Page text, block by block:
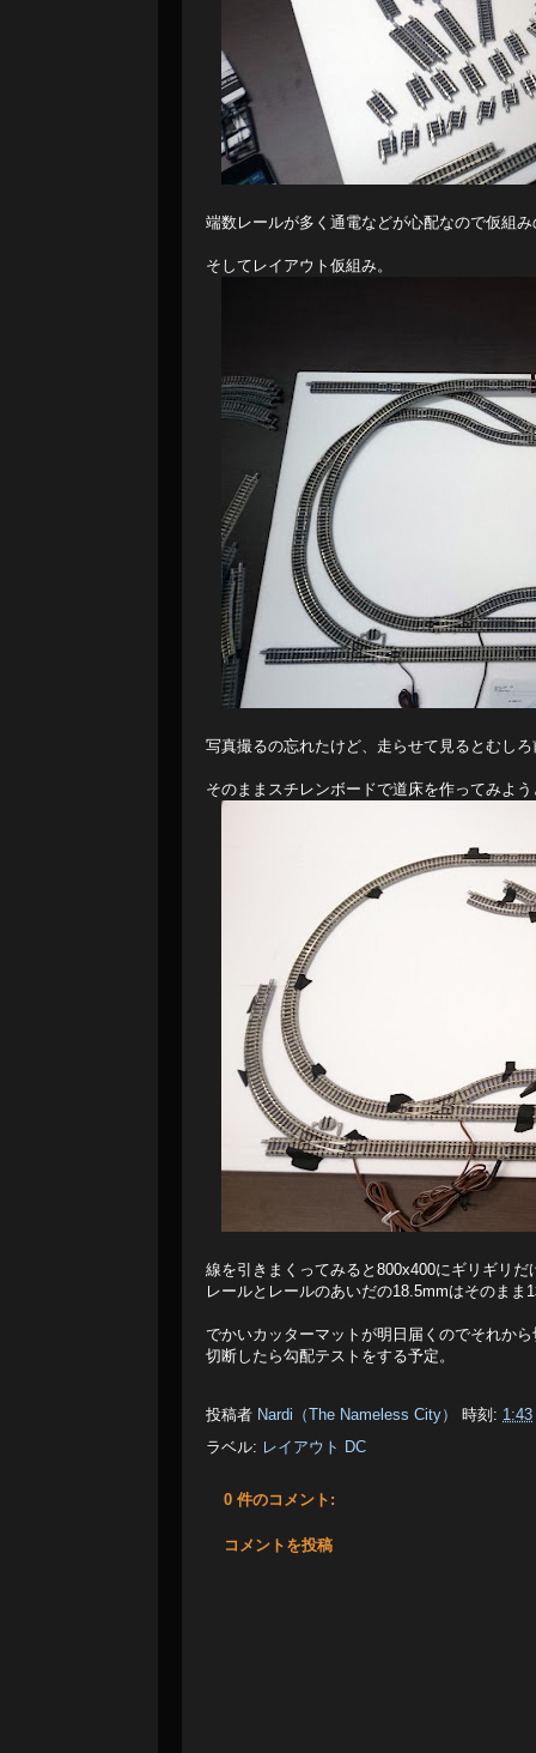
端数レールが多く通電などが心配なので仮組
そしてレイアウト仮組み。
写真撮るの忘れたけど、走らせて見るとむし
そのままスチレンボードで道床を作ってみよ
線を引きまくってみると800x400にギリギリ
レールとレールのあいだの18.5mmはそのま
でかいカッターマットが明日届くのでそれか
切断したら勾配テストをする予定。
投稿者 Nardi（The Nameless City） 時刻: 1:43
ラベル: レイアウト DC
0 件のコメント:
コメントを投稿